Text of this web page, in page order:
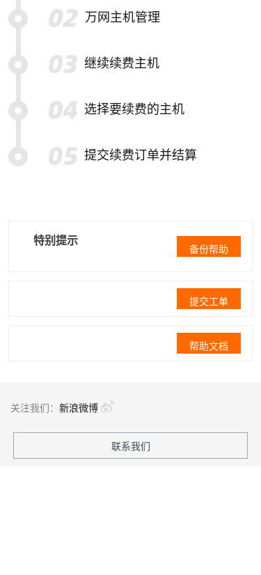
万网主机管理
继续续费主机
选择要续费的主机
提交续费订单并结算
特别提示
备份帮助
提交工单
帮助文档